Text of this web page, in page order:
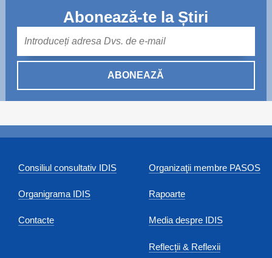
Abonează-te la Știri
ABONEAZĂ
Consiliul consultativ IDIS
Organigrama IDIS
Contacte
Organizaţii membre PASOS
Rapoarte
Media despre IDIS
Reflecții & Reflexii